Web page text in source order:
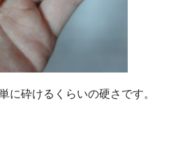
に砕けるくらいの硬さです。